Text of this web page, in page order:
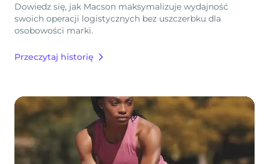
Dowiedz się, jak Macson maksymalizuje wydajność
swoich operacji logistycznych bez uszczerbku dla
osobowości marki.
Przeczytaj historię